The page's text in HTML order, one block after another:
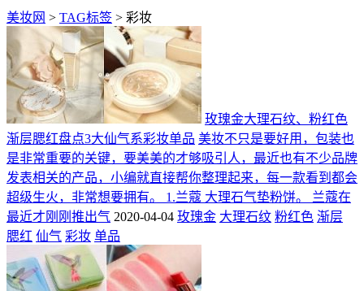
美妆网 > TAG标签 > 彩妆
玫瑰金大理石纹、粉红色
渐层腮红盘点3大仙气系彩妆单品 美妆不只是要好用，包装也
是非常重要的关键，要美美的才够吸引人，最近也有不少品牌
发表相关的产品，小编就直接帮你整理起来，每一款看到都会
超级生火，非常想要拥有。 1.兰蔻 大理石气垫粉饼。 兰蔻在
最近才刚刚推出气 2020-04-04 玫瑰金 大理石纹 粉红色 渐层
腮红 仙气 彩妆 单品